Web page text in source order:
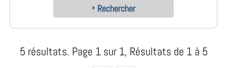
Rechercher
5 résultats. Page 1 sur 1, Résultats de 1 à 5